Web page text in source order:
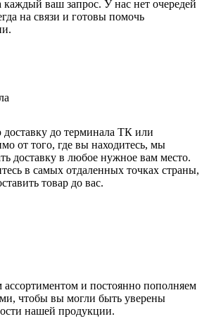
ваш запрос. У нас нет очередей
на связи и готовы помочь
до терминала ТК или
от того, где вы находитесь, мы
доставку в любое нужное вам место.
в самых отдаленных точках страны,
товар до вас.
и постоянно пополняем
чтобы вы могли быть уверены
нашей продукции.